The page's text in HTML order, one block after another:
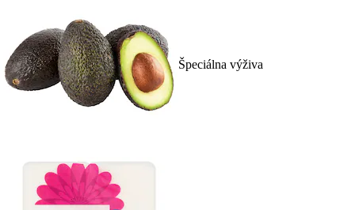
Špeciálna výživa